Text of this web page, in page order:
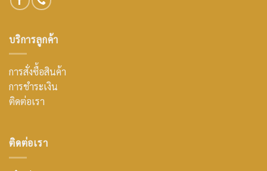
บริการลูกค้า
การสั่งซื้อสินค้า
การชำระเงิน
ติดต่อเรา
ติดต่อเรา